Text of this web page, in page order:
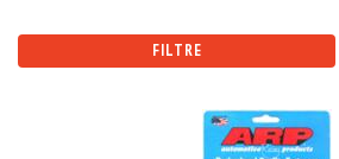
FILTRE